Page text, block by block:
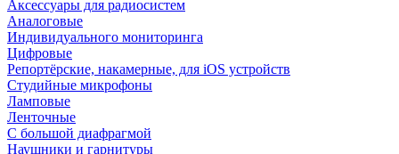
Аксессуары для радиосистем
Аналоговые
Индивидуального мониторинга
Цифровые
Репортёрские, накамерные, для iOS устройств
Студийные микрофоны
Ламповые
Ленточные
С большой диафрагмой
Наушники и гарнитуры